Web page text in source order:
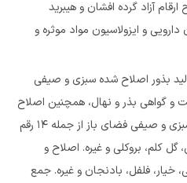
ارقام آزاد گرده افشان و هیبرید
و ایزولاسیون مواد موثره و
بذور اصلاح شده سبزی و صیفی
گواهی بذر و نهال، همچنین اصلاح
ارقام و معرفی هیبرید های جدید سبزی و صیفی فضای باز از جمله 14 رقم
کلم، بروکلی و غیره. اصلاح و
خیار، فلفل، بادنجان و غیره. جمع